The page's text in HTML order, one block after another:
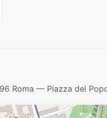
Roma — Piazza del